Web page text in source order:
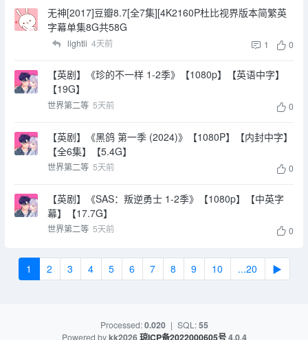
无神[2017]豆瓣8.7[全7集][4K2160P杜比视界版本简繁英
字幕单集8G共58G
lightli 4天前 1 0
【英剧】《珍的不一样 1-2季》【1080p】【英语中字】
【19G】
世界第二等 5天前 0
【英剧】《黑鸽 第一季 (2024)》【1080P】【内封中字】
【全6集】【5.4G】
世界第二等 5天前 0
【英剧】《SAS：叛逆勇士 1-2季》【1080p】【中英字
幕】【17.7G】
世界第二等 5天前 0
1 2 3 4 5 6 7 8 9 10 ...20 ▶
Processed:0.020 | SQL:55
Powered by